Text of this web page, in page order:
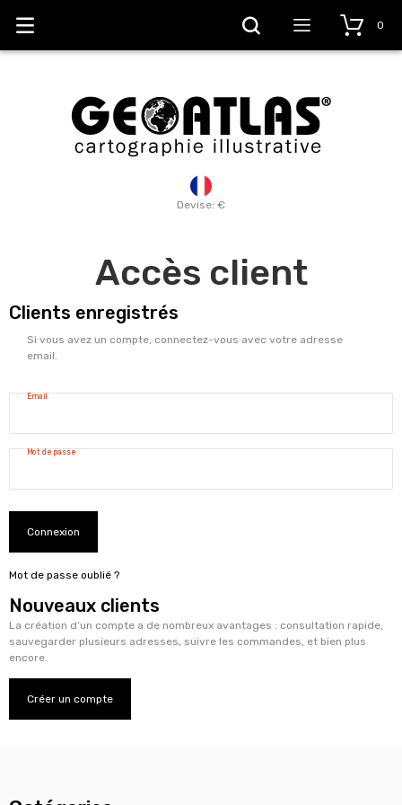
Devise: €
0
Accès client
Clients enregistrés
Si vous avez un compte, connectez-vous avec votre adresse
email.
Email
Mot de passe
Connexion
Mot de passe oublié ?
Nouveaux clients
La création d’un compte a de nombreux avantages : consultation rapide,
sauvegarder plusieurs adresses, suivre les commandes, et bien plus
encore.
Créer un compte